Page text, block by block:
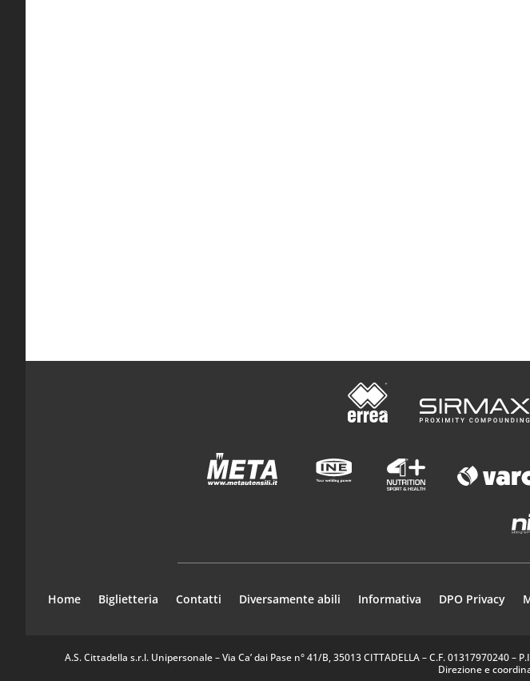
Home Biglietteria Contatti Diversamente abili Informativa DPO Privacy
A.S. Cittadella s.r.l. Unipersonale – Via Ca’ dai Pase n° 41/B, 35013 CITTADELLA – C.F. 01317970240
Direzione e